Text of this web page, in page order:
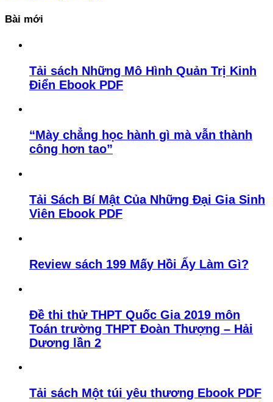
Bài mới
Tải sách Những Mô Hình Quản Trị Kinh
Điển Ebook PDF
“Mày chẳng học hành gì mà vẫn thành
công hơn tao”
Tải Sách Bí Mật Của Những Đại Gia Sinh
Viên Ebook PDF
Review sách 199 Mấy Hồi Ấy Làm Gì?
Đề thi thử THPT Quốc Gia 2019 môn
Toán trường THPT Đoàn Thượng – Hải
Dương lần 2
Tải sách Một túi yêu thương Ebook PDF